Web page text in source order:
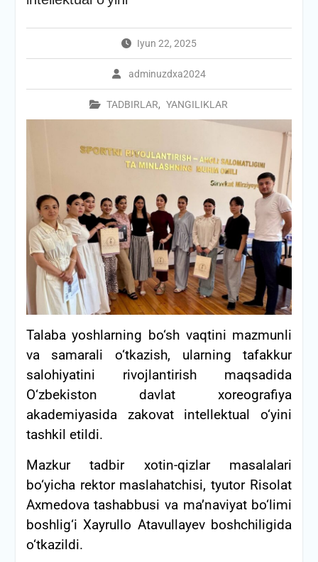
Iyun 22, 2025
adminuzdxa2024
TADBIRLAR, YANGILIKLAR
Talaba yoshlarning bo‘sh vaqtini mazmunli
va samarali o‘tkazish, ularning tafakkur
salohiyatini rivojlantirish maqsadida
O‘zbekiston davlat xoreografiya
akademiyasida zakovat intellektual o‘yini
tashkil etildi.
Mazkur tadbir xotin-qizlar masalalari
bo‘yicha rektor maslahatchisi, tyutor Risolat
Axmedova tashabbusi va ma’naviyat bo‘limi
boshlig‘i Xayrullo Atavullayev boshchiligida
o‘tkazildi.